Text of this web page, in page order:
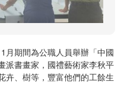
月期間為公職人員舉辦「中國
派書畫家，國禮藝術家李秋平
卉、樹等，豐富他們的工餘生